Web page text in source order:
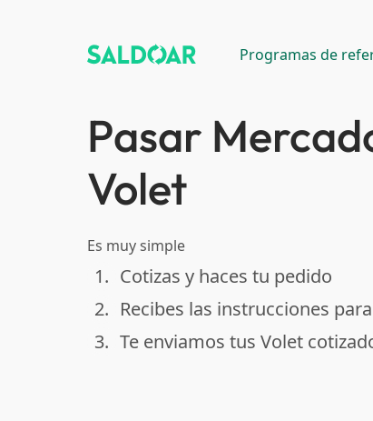
Programas de
Pasar
Volet
Es muy simple
done
1. Cotizas y haces tu pedido
done
2. Recibes las instrucciones
done
3. Te enviamos tus Volet